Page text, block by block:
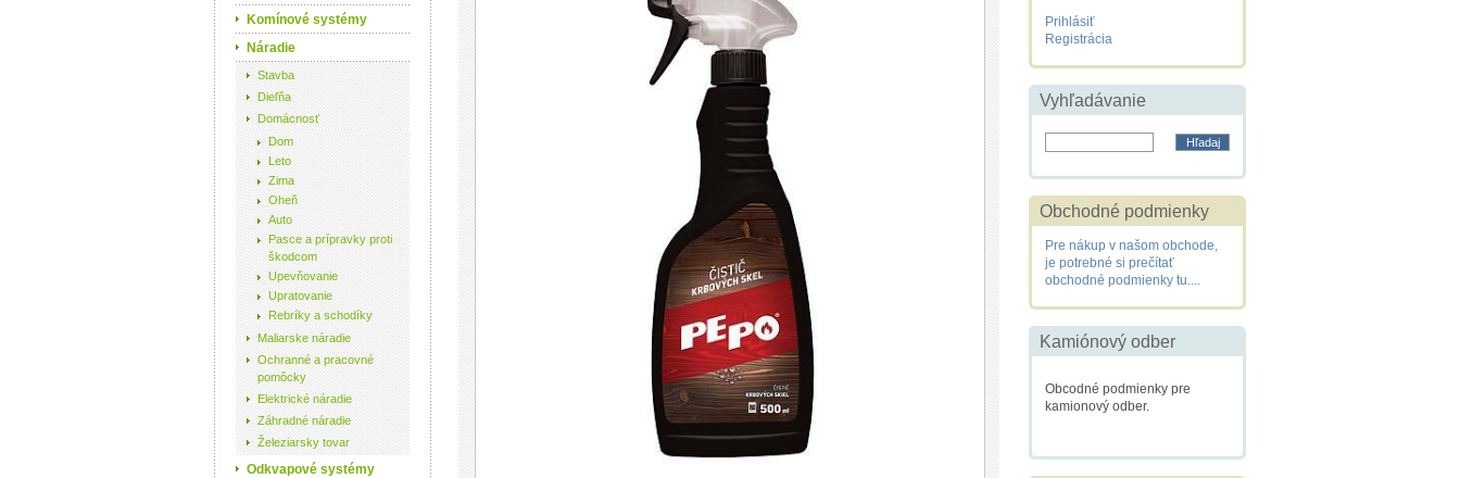
Komínové systémy
Náradie
Stavba
Dieľňa
Domácnosť
Dom
Leto
Zima
Oheň
Auto
Pasce a prípravky proti
škodcom
Upevňovanie
Upratovanie
Rebríky a schodíky
Maliarske náradie
Ochranné a pracovné
pomôcky
Elektrické náradie
Záhradné náradie
Železiarsky tovar
Odkvapové systémy
Prihlásiť
Registrácia
Vyhľadávanie
Obchodné podmienky
Pre nákup v našom obchode,
je potrebné si prečítať
obchodné podmienky tu....
Kamiónový odber
Obcodné podmienky pre
kamionový odber.